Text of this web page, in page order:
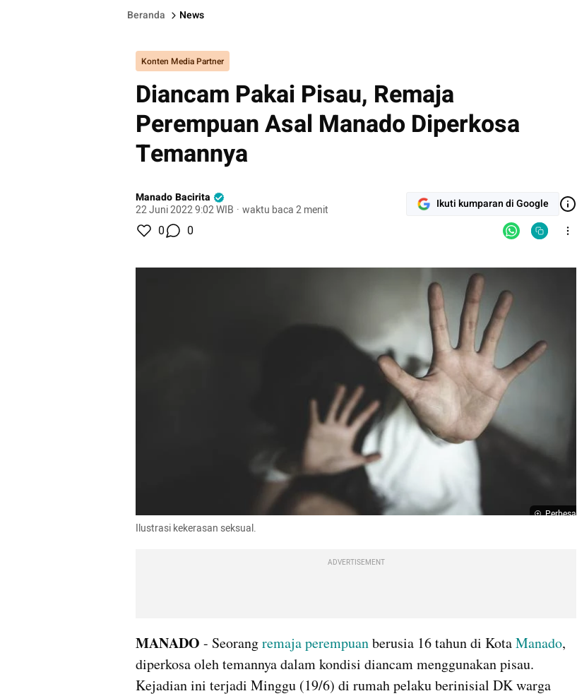
Beranda News
Konten Media Partner
Diancam Pakai Pisau, Remaja
Perempuan Asal Manado Diperkosa
Temannya
Manado Bacirita
22 Juni 2022 9:02 WIB · waktu baca 2 menit Ikuti kumparan di Google
0 0
Perbesar
Ilustrasi kekerasan seksual.
ADVERTISEMENT
MANADO - Seorang remaja perempuan berusia 16 tahun di Kota Manado,
diperkosa oleh temannya dalam kondisi diancam menggunakan pisau.
Kejadian ini terjadi Minggu (19/6) di rumah pelaku berinisial DK warga